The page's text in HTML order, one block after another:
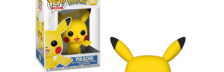
Funko Pop! Games: Pokemon –
Pikachu #353 Vinyl Figure